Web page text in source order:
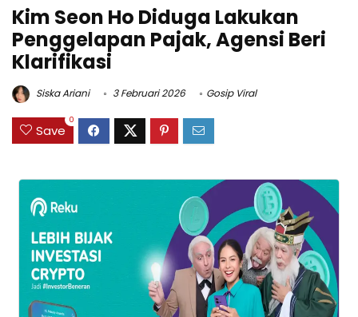
Kim Seon Ho Diduga Lakukan
Penggelapan Pajak, Agensi Beri
Klarifikasi
Siska Ariani 3 Februari 2026 Gosip Viral
Save
0